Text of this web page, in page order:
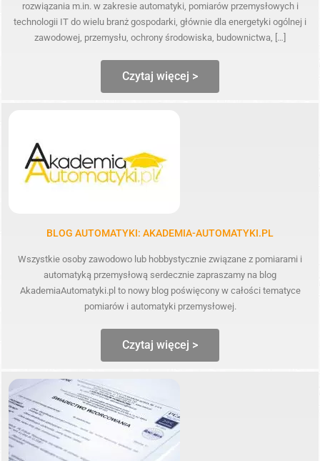
rozwiązania m.in. w zakresie automatyki, pomiarów przemysłowych i
technologii IT do wielu branż gospodarki, głównie dla energetyki ogólnej i
zawodowej, przemysłu, ochrony środowiska, budownictwa, […]
Czytaj więcej >
BLOG AUTOMATYKI: AKADEMIA-AUTOMATYKI.PL
Wszystkie osoby zawodowo lub hobbystycznie związane z pomiarami i
automatyką przemysłową serdecznie zapraszamy na blog
AkademiaAutomatyki.pl to nowy blog poświęcony w całości tematyce
pomiarów i automatyki przemysłowej.
Czytaj więcej >